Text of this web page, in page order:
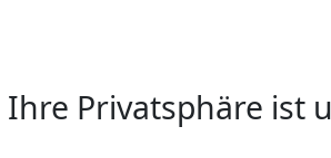
Ihre Privatsphäre ist